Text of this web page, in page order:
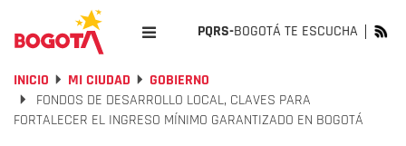
PQRS-BOGOTÁ TE ESCUCHA
INICIO MI CIUDAD
GOBIERNO
FONDOS DE DESARROLLO LOCAL, CLAVES PARA
FORTALECER EL INGRESO MÍNIMO GARANTIZADO EN BOGOTÁ